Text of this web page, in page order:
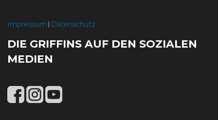
Impressum | Datenschutz
DIE GRIFFINS AUF DEN SOZIALEN
MEDIEN